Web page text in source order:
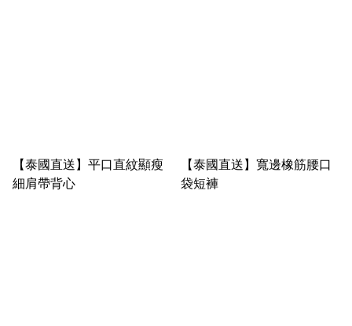
【泰國直送】平口直紋顯瘦
細肩帶背心
【泰國直送】寬邊橡筋腰口
袋短褲